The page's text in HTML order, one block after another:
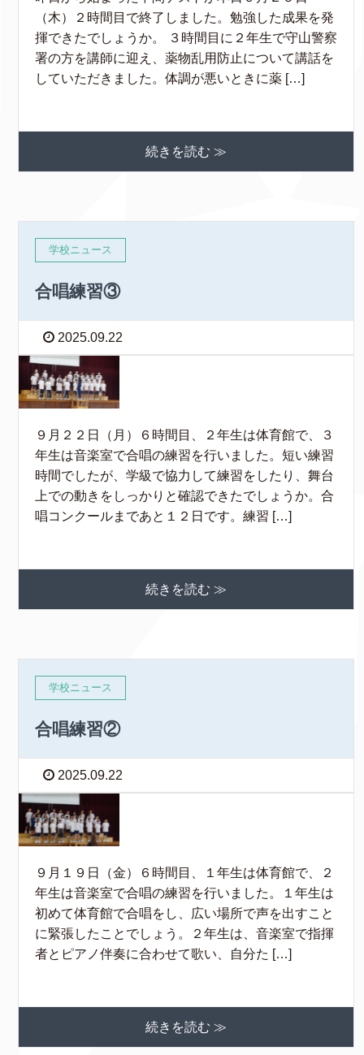
（木）２時間目で終了しました。勉強した成果を発
揮できたでしょうか。 ３時間目に２年生で守山警察
署の方を講師に迎え、薬物乱用防止について講話を
していただきました。体調が悪いときに薬 […]
続きを読む ≫
学校ニュース
合唱練習③
2025.09.22
９月２２日（月）６時間目、２年生は体育館で、３
年生は音楽室で合唱の練習を行いました。短い練習
時間でしたが、学級で協力して練習をしたり、舞台
上での動きをしっかりと確認できたでしょうか。合
唱コンクールまであと１２日です。練習 […]
続きを読む ≫
学校ニュース
合唱練習②
2025.09.22
９月１９日（金）６時間目、１年生は体育館で、２
年生は音楽室で合唱の練習を行いました。１年生は
初めて体育館で合唱をし、広い場所で声を出すこと
に緊張したことでしょう。２年生は、音楽室で指揮
者とピアノ伴奏に合わせて歌い、自分た […]
続きを読む ≫